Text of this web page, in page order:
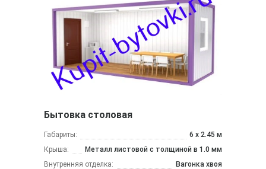
Бытовка столовая
Габариты:
6 х 2.45 м
Крыша:
Металл листовой с толщиной в 1.0 мм
Внутренняя отделка:
Вагонка хвоя